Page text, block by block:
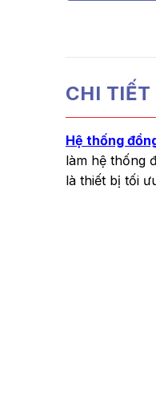
CHI
Hệ thống
làm hệ thống
là thiết bị tối